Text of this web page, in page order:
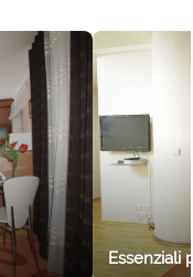
Essenziali